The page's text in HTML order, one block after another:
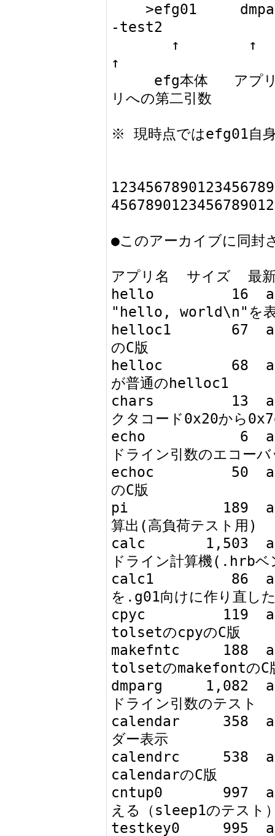
-test2
↑
リへの第二引数
※ 現時点ではefg01自
●このアーカイブに同封
アプリ名  サイズ
hello         16
"hello, world\n"を表
helloc1       67
のC版
helloc        68
が普通のhelloc1
chars         13
クタコード0x20から
echo           6
ドライン引数のエコー
echoc         50
のC版
pi           189
算出(高負荷テスト用)
calc       1,503
ドライン計算機(.hrbベ
calc1         86
を.g01向けに作り直し
cpyc         119
tolsetのcpyのC版
makefntc     188
tolsetのmakefontのC
dmparg     1,082
ドライン引数のテスト
calendar     358
ダー表示
calendrc     538
calendarのC版
cntup0       997
える（sleep1のテスト
testkey0     995